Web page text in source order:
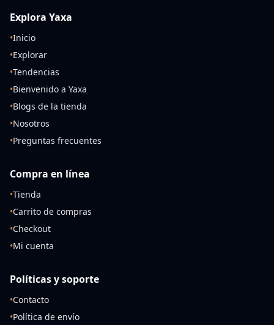
Explora Yaxa
•Inicio
•Explorar
•Tendencias
•Bienvenido a Yaxa
•Blogs de la tienda
•Nosotros
•Preguntas frecuentes
Compra en línea
•Tienda
•Carrito de compras
•Checkout
•Mi cuenta
Políticas y soporte
•Contacto
•Política de envío